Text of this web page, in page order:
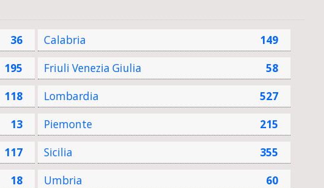
36 Calabria
149
195 Friuli Venezia Giulia
58
118 Lombardia
527
13 Piemonte
215
117 Sicilia
355
18 Umbria
60